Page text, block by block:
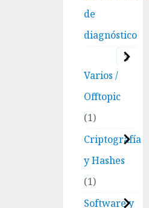
de
diagnóstico
3
Varios /
Offtopic
1
Criptografía
y Hashes
1
Software y